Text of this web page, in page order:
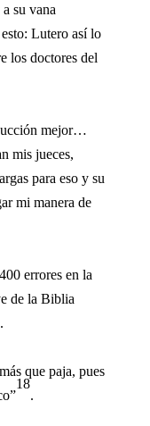
su vana
Lutero así lo
los doctores del
mejor…
mis jueces,
para eso y su
mi manera de
errores en la
de la Biblia
que paja, pues
18
.